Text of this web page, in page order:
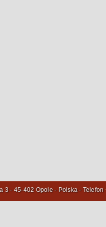
3- 45-402 Opole- Polska - Telefon